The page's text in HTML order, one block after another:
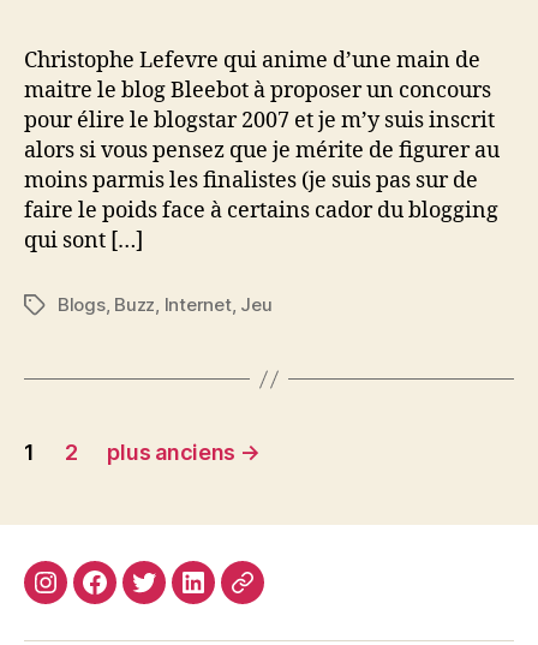
votez
moi
Christophe Lefevre qui anime d’une main de
maitre le blog Bleebot à proposer un concours
pour élire le blogstar 2007 et je m’y suis inscrit
alors si vous pensez que je mérite de figurer au
moins parmis les finalistes (je suis pas sur de
faire le poids face à certains cador du blogging
qui sont […]
Étiquettes
Blogs, Buzz, Internet, Jeu
Navigation
articles
1 2 plus anciens →
InstagramFacebook
TwitterLinkedin
Site